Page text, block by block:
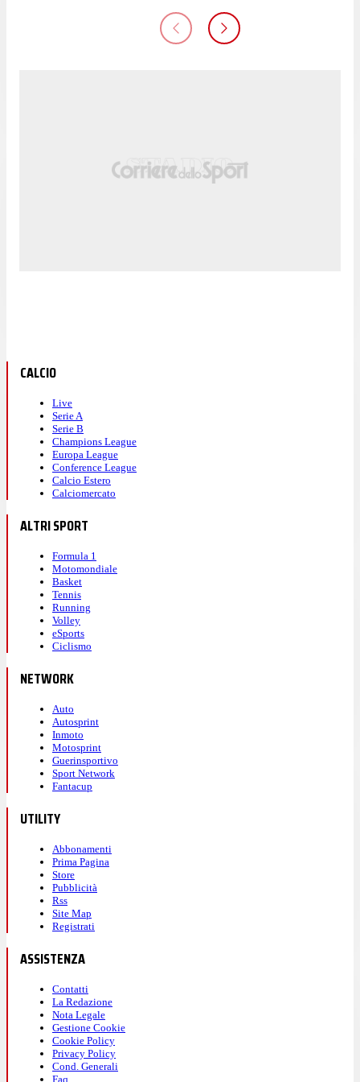
CALCIO
Live
Serie A
Serie B
Champions League
Europa League
Conference League
Calcio Estero
Calciomercato
ALTRI SPORT
Formula 1
Motomondiale
Basket
Tennis
Running
Volley
eSports
Ciclismo
NETWORK
Auto
Autosprint
Inmoto
Motosprint
Guerinsportivo
Sport Network
Fantacup
UTILITY
Abbonamenti
Prima Pagina
Store
Pubblicità
Rss
Site Map
Registrati
ASSISTENZA
Contatti
La Redazione
Nota Legale
Gestione Cookie
Cookie Policy
Privacy Policy
Cond. Generali
Faq